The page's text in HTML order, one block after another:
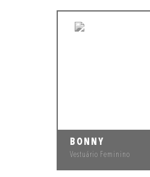
BONNY
Vestuário Feminino